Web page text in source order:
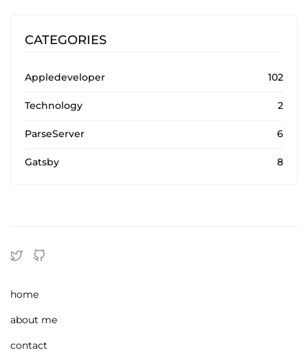
CATEGORIES
Appledeveloper 102
Technology 2
ParseServer 6
Gatsby 8
home
about me
contact